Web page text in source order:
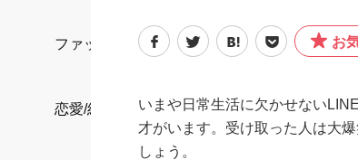
ファッション
恋愛/結婚/離婚
お
いまや日常生活に欠かせない
才がいます。受け取った人は大
しょう。